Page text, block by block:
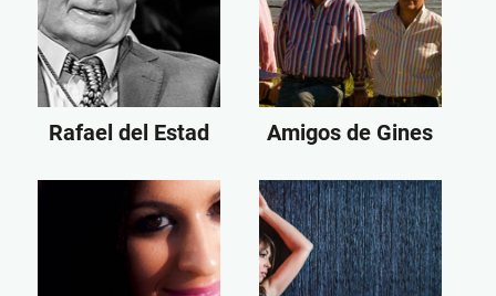
Rafael del Estad Amigos de Gines